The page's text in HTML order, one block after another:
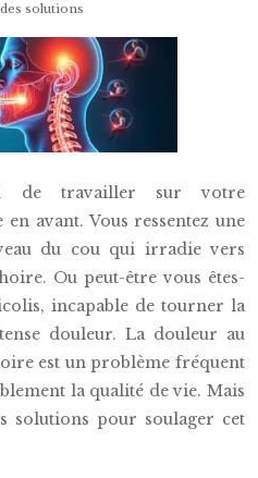
solutions
de travailler sur votre
avant. Vous ressentez une
du cou qui irradie vers
Ou peut-être vous êtes-
incapable de tourner la
douleur. La douleur au
est un problème fréquent
la qualité de vie. Mais
solutions pour soulager cet